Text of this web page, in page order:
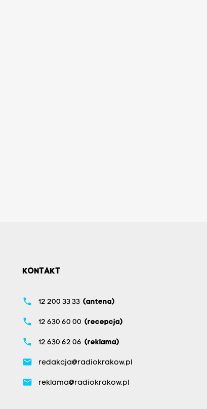
KONTAKT
phone 12 200 33 33 (antena)
phone 12 630 60 00 (recepcja)
phone 12 630 62 06 (reklama)
email redakcja@radiokrakow.pl
email reklama@radiokrakow.pl